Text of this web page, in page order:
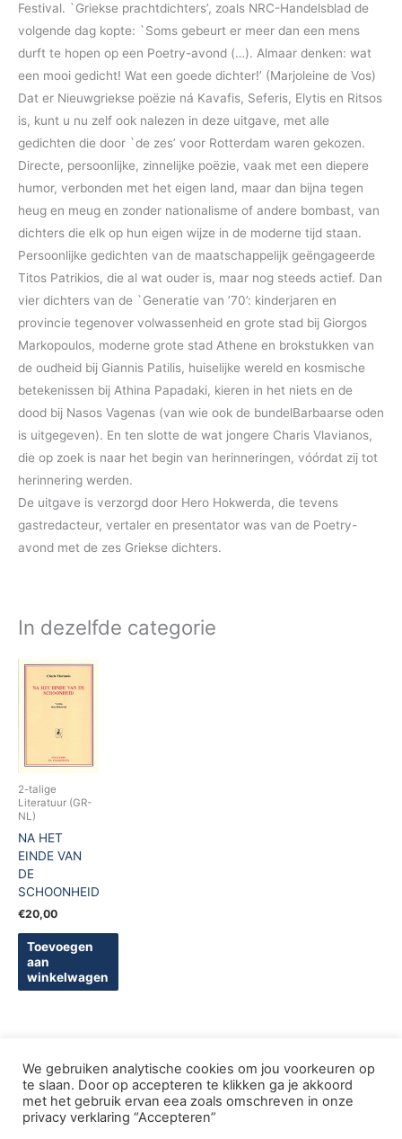
Festival. `Griekse prachtdichters’, zoals NRC-Handelsblad de
volgende dag kopte: `Soms gebeurt er meer dan een mens
durft te hopen op een Poetry-avond (…). Almaar denken: wat
een mooi gedicht! Wat een goede dichter!’ (Marjoleine de Vos)
Dat er Nieuwgriekse poëzie ná Kavafis, Seferis, Elytis en Ritsos
is, kunt u nu zelf ook nalezen in deze uitgave, met alle
gedichten die door `de zes’ voor Rotterdam waren gekozen.
Directe, persoonlijke, zinnelijke poëzie, vaak met een diepere
humor, verbonden met het eigen land, maar dan bijna tegen
heug en meug en zonder nationalisme of andere bombast, van
dichters die elk op hun eigen wijze in de moderne tijd staan.
Persoonlijke gedichten van de maatschappelijk geëngageerde
Titos Patrikios, die al wat ouder is, maar nog steeds actief. Dan
vier dichters van de `Generatie van ’70’: kinderjaren en
provincie tegenover volwassenheid en grote stad bij Giorgos
Markopoulos, moderne grote stad Athene en brokstukken van
de oudheid bij Giannis Patilis, huiselijke wereld en kosmische
betekenissen bij Athina Papadaki, kieren in het niets en de
dood bij Nasos Vagenas (van wie ook de bundelBarbaarse oden
is uitgegeven). En ten slotte de wat jongere Charis Vlavianos,
die op zoek is naar het begin van herinneringen, vóórdat zij tot
herinnering werden.
De uitgave is verzorgd door Hero Hokwerda, die tevens
gastredacteur, vertaler en presentator was van de Poetry-
avond met de zes Griekse dichters.
In dezelfde categorie
2-talige
Literatuur (GR-
NL)
NA HET
EINDE VAN
DE
SCHOONHEID
€20,00
Toevoegen
aan
winkelwagen
Copyright © 2005-2026 De Griekse Wereld | Design
We gebruiken analytische cookies om jou voorkeuren op
te slaan. Door op accepteren te klikken ga je akkoord
met het gebruik ervan eea zoals omschreven in onze
privacy verklaring “Accepteren”